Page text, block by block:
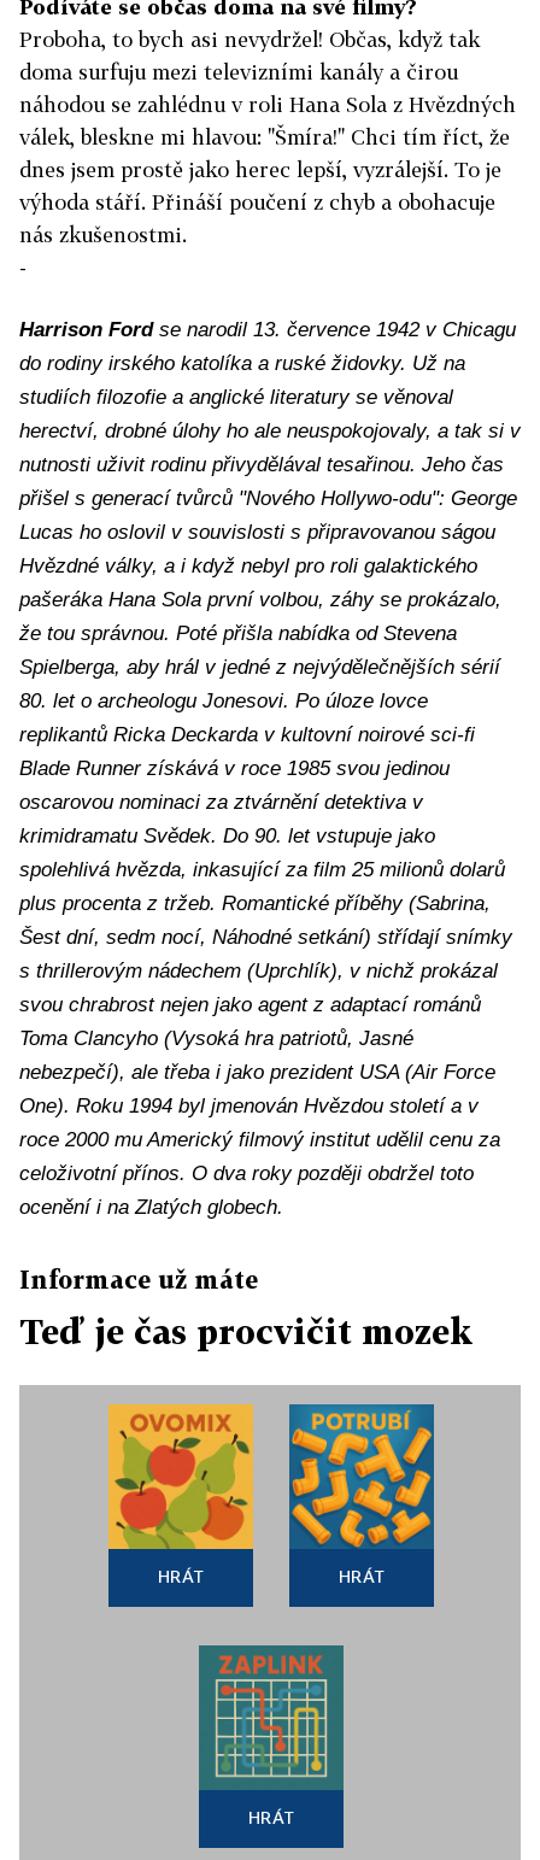
Podíváte se občas doma na své filmy?
Proboha, to bych asi nevydržel! Občas, když tak
doma surfuju mezi televizními kanály a čirou
náhodou se zahlédnu v roli Hana Sola z Hvězdných
válek, bleskne mi hlavou: "Šmíra!" Chci tím říct, že
dnes jsem prostě jako herec lepší, vyzrálejší. To je
výhoda stáří. Přináší poučení z chyb a obohacuje
nás zkušenostmi.
-
Harrison Fordse narodil 13. července 1942 v Chicagu
do rodiny irského katolíka a ruské židovky. Už na
studiích filozofie a anglické literatury se věnoval
herectví, drobné úlohy ho ale neuspokojovaly, a tak si v
nutnosti uživit rodinu přivydělával tesařinou. Jeho čas
přišel s generací tvůrců "Nového Hollywo-odu": George
Lucas ho oslovil v souvislosti s připravovanou ságou
Hvězdné války, a i když nebyl pro roli galaktického
pašeráka Hana Sola první volbou, záhy se prokázalo,
že tou správnou. Poté přišla nabídka od Stevena
Spielberga, aby hrál v jedné z nejvýdělečnějších sérií
80. let o archeologu Jonesovi. Po úloze lovce
replikantů Ricka Deckarda v kultovní noirové sci-fi
Blade Runner získává v roce 1985 svou jedinou
oscarovou nominaci za ztvárnění detektiva v
krimidramatu Svědek. Do 90. let vstupuje jako
spolehlivá hvězda, inkasující za film 25 milionů dolarů
plus procenta z tržeb. Romantické příběhy (Sabrina,
Šest dní, sedm nocí, Náhodné setkání) střídají snímky
s thrillerovým nádechem (Uprchlík), v nichž prokázal
svou chrabrost nejen jako agent z adaptací románů
Toma Clancyho (Vysoká hra patriotů, Jasné
nebezpečí), ale třeba i jako prezident USA (Air Force
One). Roku 1994 byl jmenován Hvězdou století a v
roce 2000 mu Americký filmový institut udělil cenu za
celoživotní přínos. O dva roky později obdržel toto
ocenění i na Zlatých globech.
Informace už máte
Teď je čas procvičit mozek
HRÁT HRÁT
HRÁT